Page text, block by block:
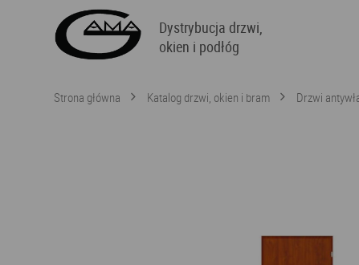
Dystrybucja drzwi,
okien i podłóg
Strona główna Katalog drzwi, okien i bram Drzwi